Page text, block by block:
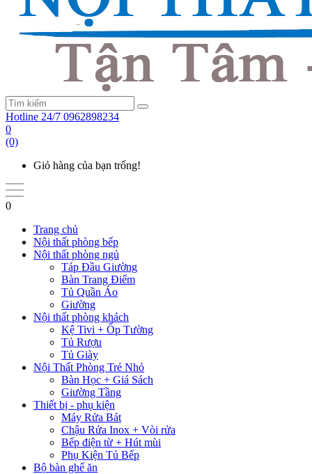
Hotline 24/7 0962898234
0
(0)
Giỏ hàng của bạn trống!
0
Trang chủ
Nội thất phòng bếp
Nội thất phòng ngủ
Táp Đầu Giường
Bàn Trang Điểm
Tủ Quần Áo
Giường
Nội thất phòng khách
Kệ Tivi + Ốp Tường
Tủ Rượu
Tủ Giày
Nội Thất Phòng Trẻ Nhỏ
Bàn Học + Giá Sách
Giường Tầng
Thiết bị - phụ kiện
Máy Rửa Bát
Chậu Rửa Inox + Vòi rửa
Bếp điện từ + Hút mùi
Phụ Kiện Tủ Bếp
Bộ bàn ghế ăn